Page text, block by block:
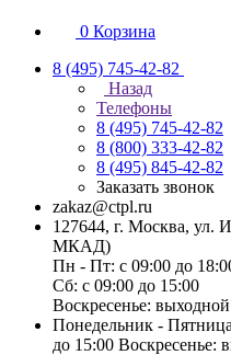
0 Корзина
8 (495) 745-42-82
Назад
Телефоны
8 (495) 745-42-82
8 (800) 333-42-82
8 (495) 845-42-82
Заказать звонок
zakaz@ctpl.ru
127644, г. Москва, ул.
МКАД)
Пн - Пт: с 09:00 до
Сб: с 09:00 до 15:00
Воскресенье: выходной
Понедельник -
до 15:00 Воскресенье: